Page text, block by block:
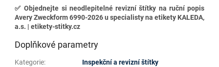
✅Objednejte si neodlepitelné revizní štítky na ruční popis
Avery Zweckform 6990-2026 u specialisty na etikety KALEDA,
a.s. | etikety-stitky.cz
Doplňkové parametry
Kategorie:
Inspekční a revizní štítky